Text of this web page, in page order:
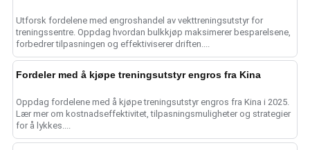
Utforsk fordelene med engroshandel av vekttreningsutstyr for
treningssentre. Oppdag hvordan bulkkjøp maksimerer besparelsene,
forbedrer tilpasningen og effektiviserer driften....
Fordeler med å kjøpe treningsutstyr engros fra Kina
Oppdag fordelene med å kjøpe treningsutstyr engros fra Kina i 2025.
Lær mer om kostnadseffektivitet, tilpasningsmuligheter og strategier
for å lykkes....